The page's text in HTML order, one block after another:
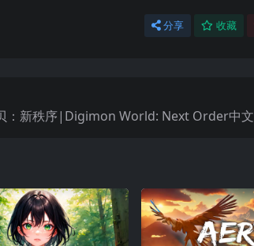
分享 收藏
：新秩序|Digimon World: Next Order中文